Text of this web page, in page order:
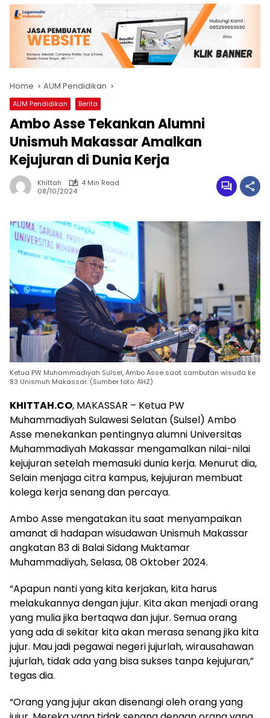
Home AUM Pendidikan
AUM Pendidikan Berita
Ambo Asse Tekankan Alumni
Unismuh Makassar Amalkan
Kejujuran di Dunia Kerja
Khittah
4 Min Read
08/10/2024
Ketua PW Muhammadiyah Sulsel, Ambo Asse saat sambutan wisuda ke
83 Unismuh Makassar. (Sumber foto: AHZ)
KHITTAH.CO, MAKASSAR – Ketua PW
Muhammadiyah Sulawesi Selatan (Sulsel) Ambo
Asse menekankan pentingnya alumni Universitas
Muhammadiyah Makassar mengamalkan nilai-nilai
kejujuran setelah memasuki dunia kerja. Menurut dia,
Selain menjaga citra kampus, kejujuran membuat
kolega kerja senang dan percaya.
Ambo Asse mengatakan itu saat menyampaikan
amanat di hadapan wisudawan Unismuh Makassar
angkatan 83 di Balai Sidang Muktamar
Muhammadiyah, Selasa, 08 Oktober 2024.
“Apapun nanti yang kita kerjakan, kita harus
melakukannya dengan jujur. Kita akan menjadi orang
yang mulia jika bertaqwa dan jujur. Semua orang
yang ada di sekitar kita akan merasa senang jika kita
jujur. Mau jadi pegawai negeri jujurlah, wirausahawan
jujurlah, tidak ada yang bisa sukses tanpa kejujuran,”
tegas dia.
“Orang yang jujur akan disenangi oleh orang yang